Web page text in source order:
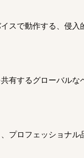
スで動作する、侵
有するグローバル
プロフェッショナ